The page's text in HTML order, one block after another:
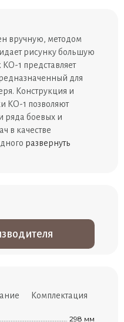
вручную, методом
рисунку большую
1 представляет
для
Конструкция и
КО-1 позволяют
ряда боевых и
в качестве
развернуть
Комплектация
298 мм